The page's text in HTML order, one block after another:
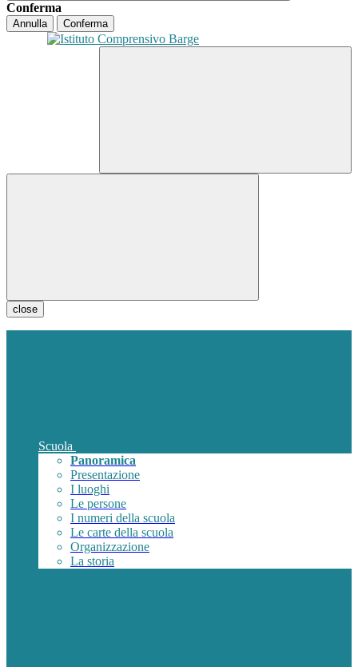
Conferma
Annulla Conferma
close
Scuola
Panoramica
Presentazione
I luoghi
Le persone
I numeri della scuola
Le carte della scuola
Organizzazione
La storia